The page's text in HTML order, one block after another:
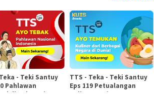
- Teki Santuy
Pahlawan
di Indonesia
TTS - Teka - Teki Santuy
Eps 119 Petualangan
Kuliner Dunia